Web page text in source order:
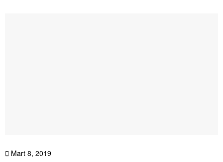
Mart 8, 2019